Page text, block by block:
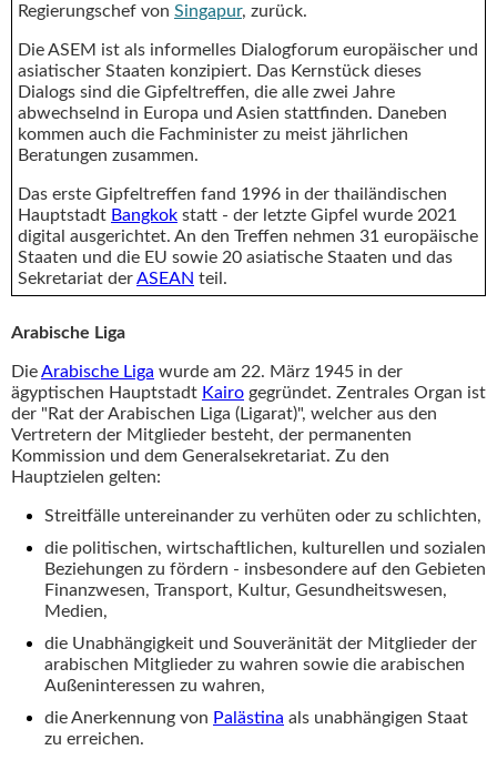
Regierungschef von Singapur, zurück.
Die ASEM ist als informelles Dialogforum europäischer und
asiatischer Staaten konzipiert. Das Kernstück dieses
Dialogs sind die Gipfeltreffen, die alle zwei Jahre
abwechselnd in Europa und Asien stattfinden. Daneben
kommen auch die Fachminister zu meist jährlichen
Beratungen zusammen.
Das erste Gipfeltreffen fand 1996 in der thailändischen
Hauptstadt Bangkok statt - der letzte Gipfel wurde 2021
digital ausgerichtet. An den Treffen nehmen 31 europäische
Staaten und die EU sowie 20 asiatische Staaten und das
Sekretariat derASEAN teil.
Arabische Liga
DieArabische Liga wurde am 22. März 1945 in der
ägyptischen Hauptstadt Kairo gegründet. Zentrales Organ ist
der "Rat der Arabischen Liga (Ligarat)", welcher aus den
Vertretern der Mitglieder besteht, der permanenten
Kommission und dem Generalsekretariat. Zu den
Hauptzielen gelten:
Streitfälle untereinander zu verhüten oder zu schlichten,
die politischen, wirtschaftlichen, kulturellen und sozialen
Beziehungen zu fördern - insbesondere auf den Gebieten
Finanzwesen, Transport, Kultur, Gesundheitswesen,
Medien,
die Unabhängigkeit und Souveränität der Mitglieder der
arabischen Mitglieder zu wahren sowie die arabischen
Außeninteressen zu wahren,
die Anerkennung von Palästina als unabhängigen Staat
zu erreichen.